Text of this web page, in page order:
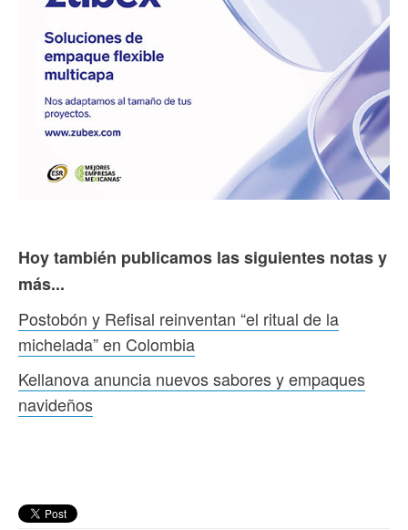
Hoy también publicamos las siguientes notas y
más...
Postobón y Refisal reinventan “el ritual de la
michelada” en Colombia
Kellanova anuncia nuevos sabores y empaques
navideños